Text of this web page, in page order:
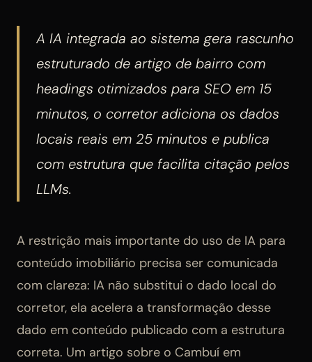
A IA integrada ao sistema gera rascunho
estruturado de artigo de bairro com
headings otimizados para SEO em 15
minutos, o corretor adiciona os dados
locais reais em 25 minutos e publica
com estrutura que facilita citação pelos
LLMs.
A restrição mais importante do uso de IA para
conteúdo imobiliário precisa ser comunicada
com clareza: IA não substitui o dado local do
corretor, ela acelera a transformação desse
dado em conteúdo publicado com a estrutura
correta. Um artigo sobre o Cambuí em